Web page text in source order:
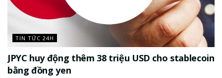
TIN TỨC 24H
JPYC huy động thêm 38 triệu USD cho stablecoin
bằng đồng yen